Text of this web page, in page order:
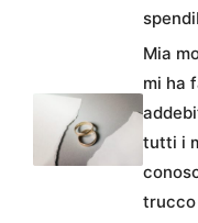
Mia
mi ha
tutti i
trucco